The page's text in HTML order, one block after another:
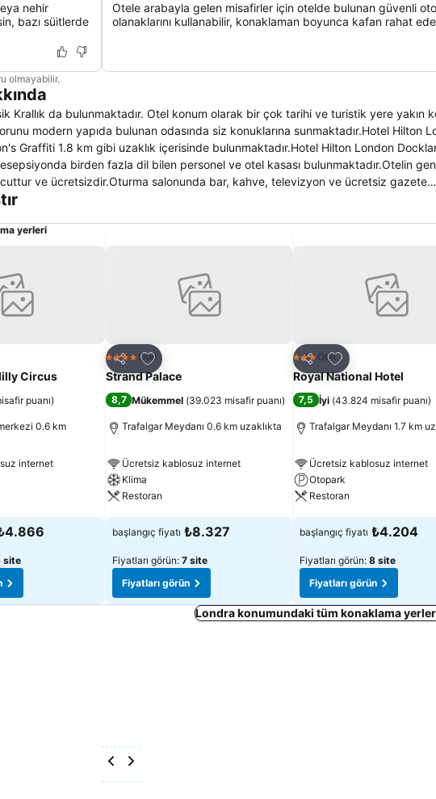
nehir
bazı süitlerde
Otele arabayla gelen misafirler için otelde bulunan güvenli
olanaklarını kullanabilir, konaklaman boyunca kafan rahat
olmayabilir.
Krallık da bulunmaktadır. Otel konum olarak bir çok tarihi ve turistik yere yakın
modern yapıda bulunan odasında siz konuklarına sunmaktadır.Hotel Hilton
Graffiti 1.8 km gibi uzaklık içerisinde bulunmaktadır.Hotel Hilton London
birden fazla dil bilen personel ve otel kasası bulunmaktadır.Otelin
ve ücretsizdir.Oturma salonunda bar, kahve, televizyon ve ücretsiz gazete
genel alanları ve odaları klimalıdır. Uyandırma hizmeti verilmektedir.Güzellik
çalışma masası, klima, uydu kanalları izlenebilen televizyon ile
yerleri
ekle
Circus
puanı)
0.6 km
internet
site
Paylaş
Favorilerime ekle
4 Yıldız Otel
Strand Palace
8,7 Mükemmel (39.023 misafir puanı)
Trafalgar Meydanı 0.6 km uzaklıkta
Ücretsiz kablosuz internet
Klima
Restoran
Fiyatları görün
başlangıç fiyatı ₺8.327
Fiyatları görün: 7 site
Fiyatları görün
Paylaş
Favorilerime ekle
3 YıldızOtel
Royal National Hotel
7,5 İyi (43.824 misafir puanı)
Trafalgar Meydanı 1.7 km
Ücretsiz kablosuz internet
Otopark
Restoran
Fiyatları görün
başlangıç fiyatı ₺4.204
Fiyatları görün: 8 site
Fiyatları görün
Londra konumundaki tüm konaklama